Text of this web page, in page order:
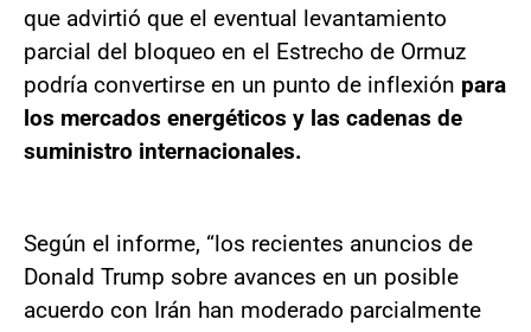
que advirtió que el eventual levantamiento
parcial del bloqueo en el Estrecho de Ormuz
podría convertirse en un punto de inflexión para
los mercados energéticos y las cadenas de
suministro internacionales.
Según el informe, “los recientes anuncios de
Donald Trump sobre avances en un posible
acuerdo con Irán han moderado parcialmente